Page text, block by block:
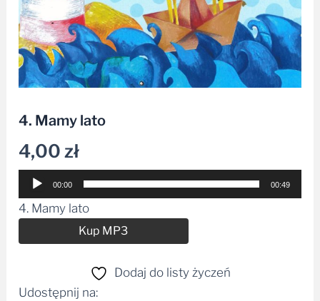
4. Mamy lato
4,00zł
Odtwarzacz
plików
dźwiękowych
00:00 00:49
4. Mamy lato
Kup MP3
Dodaj do listy życzeń
Udostępnij na: